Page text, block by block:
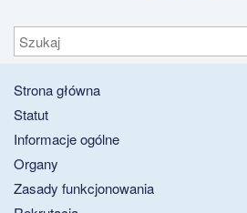
Szukaj
Strona główna
Statut
Informacje ogólne
Organy
Zasady funkcjonowania